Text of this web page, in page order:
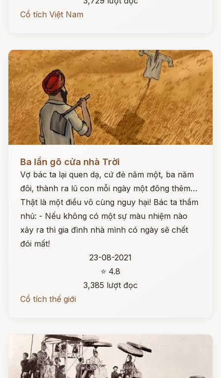
Cổ tích Việt Nam
Đọc ngay
Ba lần gõ cửa nhà Trời
Vợ bác ta lại quen dạ, cứ đẻ năm một, ba năm
đôi, thành ra lũ con mỗi ngày một đông thêm…
Thật là một điều vô cùng nguy hại! Bác ta thầm
nhủ: - Nếu không có một sự màu nhiệm nào
xảy ra thì gia đình nhà mình có ngày sẽ chết
đói mất!
23-08-2021
⭐ 4.8
3,385 lượt đọc
Cổ tích thế giới